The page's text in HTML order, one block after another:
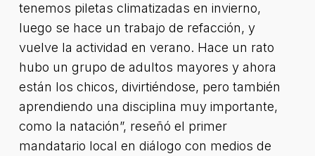
tenemos piletas climatizadas en invierno,
luego se hace un trabajo de refacción, y
vuelve la actividad en verano. Hace un rato
hubo un grupo de adultos mayores y ahora
están los chicos, divirtiéndose, pero también
aprendiendo una disciplina muy importante,
como la natación”, reseñó el primer
mandatario local en diálogo con medios de